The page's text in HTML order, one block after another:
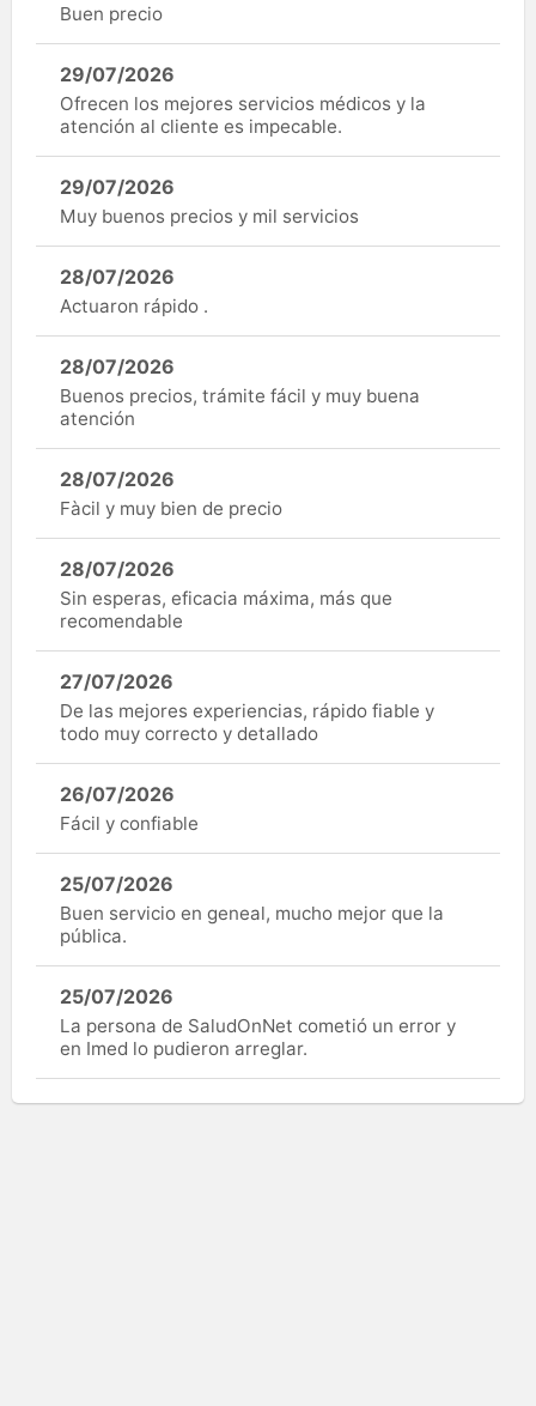
Buen precio
29/07/2026
Ofrecen los mejores servicios médicos y la
atención al cliente es impecable.
29/07/2026
Muy buenos precios y mil servicios
28/07/2026
Actuaron rápido .
28/07/2026
Buenos precios, trámite fácil y muy buena
atención
28/07/2026
Fàcil y muy bien de precio
28/07/2026
Sin esperas, eficacia máxima, más que
recomendable
27/07/2026
De las mejores experiencias, rápido fiable y
todo muy correcto y detallado
26/07/2026
Fácil y confiable
25/07/2026
Buen servicio en geneal, mucho mejor que la
pública.
25/07/2026
La persona de SaludOnNet cometió un error y
en Imed lo pudieron arreglar.